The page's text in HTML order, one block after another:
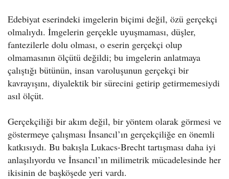
Edebiyat eserindeki imgelerin biçimi değil, özü gerçekçi
olmalıydı. İmgelerin gerçekle uyuşmaması, düşler,
fantezilerle dolu olması, o eserin gerçekçi olup
olmamasının ölçütü değildi; bu imgelerin anlatmaya
çalıştığı bütünün, insan varoluşunun gerçekçi bir
kavrayışını, diyalektik bir sürecini getirip getirmemesiydi
asıl ölçüt.
Gerçekçiliği bir akım değil, bir yöntem olarak görmesi ve
göstermeye çalışması İnsancıl’ın gerçekçiliğe en önemli
katkısıydı. Bu bakışla Lukacs-Brecht tartışması daha iyi
anlaşılıyordu ve İnsancıl’ın milimetrik mücadelesinde her
ikisinin de başköşede yeri vardı.